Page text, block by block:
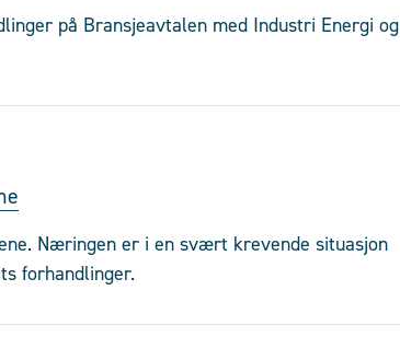
på Bransjeavtalen med Industri Energi og
Næringen er i en svært krevende situasjon
forhandlinger.